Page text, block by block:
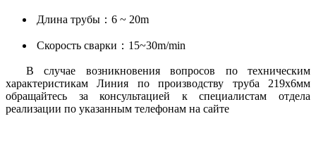
Длина трубы：6 ~ 20m
Скорость сварки：15~30m/min
В случае возникновения вопросов по техническим
характеристикам Линия по производству труба 219х6мм
обращайтесь за консультацией к специалистам отдела
реализации по указанным телефонам на сайте